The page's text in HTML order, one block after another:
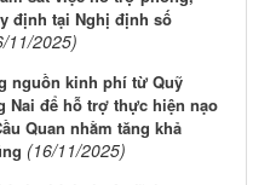
định tại Nghị định số
11/2025)
nguồn kinh phí từ Quỹ
để hỗ trợ thực hiện nạo
Quan nhằm tăng khả
(16/11/2025)